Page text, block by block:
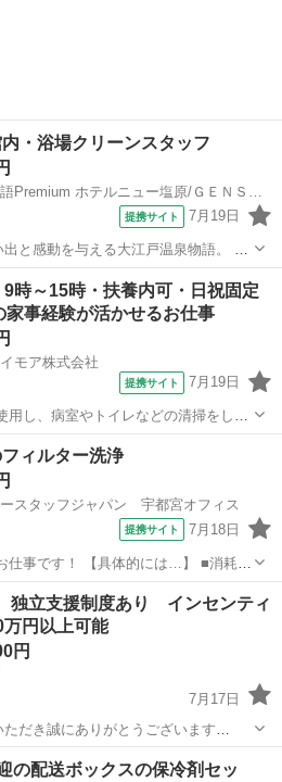
・浴場クリーンスタッフ
提携サイト 7月19日
と感動を与える大江戸温泉物語。 自
働き方ができます！】 大浴場や
掃除機掛け、忘れ物チェックなどをお
い...
原駅 清掃
時～15時・扶養内可・日祝固定
家事経験が活かせるお仕事
モア株式会社
提携サイト 7月19日
用し、病室やトイレなどの清掃をして
用しません。 ※パソコン作業もないの
ます！ ＜1日3人体制＞ ※当社請
ィルター洗浄
スタッフジャパン 宇都宮オフィス
提携サイト 7月18日
には…】 ■消耗し
にセット ■SWを押し、洗浄後のフ
る作業 (2台掛持ち1セット約2時
清掃
立支援制度あり インセンティ
円以上可能
円
7月17日
だき誠にありがとうございます
２０２４年５月末
清掃 スタッフ
の配送ボックスの保冷剤セッ